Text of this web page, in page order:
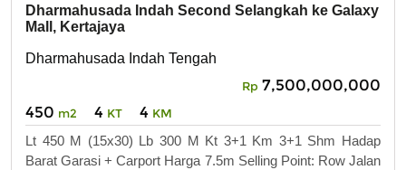
Dharmahusada Indah Second Selangkah ke Galaxy
Mall, Kertajaya
Dharmahusada Indah Tengah
Rp 7,500,000,000
450 m2 4 KT 4 KM
Lt 450 M (15x30) Lb 300 M Kt 3+1 Km 3+1 Shm Hadap
Barat Garasi + Carport Harga 7.5m Selling Point: Row Jalan